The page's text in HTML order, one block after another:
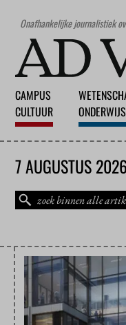
Onafhankelijke journalistiek
CAMPUS
CULTUUR
ONDERWIJS
7 AUGUSTUS 2026